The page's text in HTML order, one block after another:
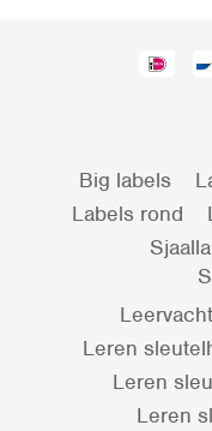
Big labels
Labels rond
Leren
Leren
Leren